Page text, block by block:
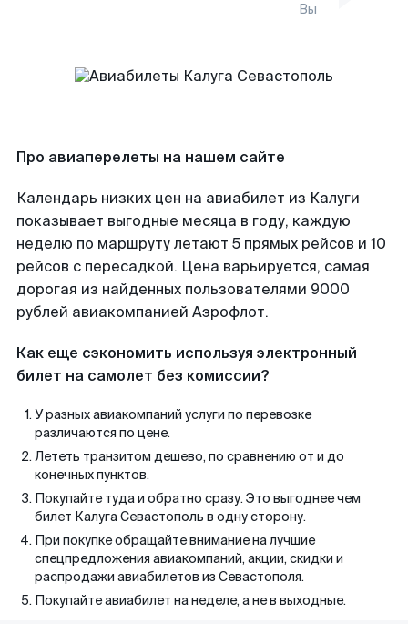
Вы
Про авиаперелеты на нашем сайте
Календарь низких цен на авиабилет из Калуги
показывает выгодные месяца в году, каждую
неделю по маршруту летают 5 прямых рейсов и 10
рейсов с пересадкой. Цена варьируется, самая
дорогая из найденных пользователями 9000
рублей авиакомпанией Аэрофлот.
Как еще сэкономить используя электронный
билет на самолет без комиссии?
У разных авиакомпаний услуги по перевозке
различаются по цене.
Лететь транзитом дешево, по сравнению от и до
конечных пунктов.
Покупайте туда и обратно сразу. Это выгоднее чем
билет Калуга Севастополь в одну сторону.
При покупке обращайте внимание на лучшие
спецпредложения авиакомпаний, акции, скидки и
распродажи авиабилетов из Севастополя.
Покупайте авиабилет на неделе, а не в выходные.